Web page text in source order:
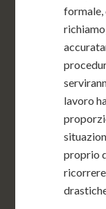
formale,
lavoro
proprio